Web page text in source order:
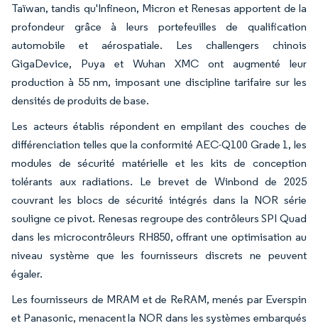
Taïwan, tandis qu'Infineon, Micron et Renesas apportent de la
profondeur grâce à leurs portefeuilles de qualification
automobile et aérospatiale. Les challengers chinois
GigaDevice, Puya et Wuhan XMC ont augmenté leur
production à 55 nm, imposant une discipline tarifaire sur les
densités de produits de base.
Les acteurs établis répondent en empilant des couches de
différenciation telles que la conformité AEC-Q100 Grade 1, les
modules de sécurité matérielle et les kits de conception
tolérants aux radiations. Le brevet de Winbond de 2025
couvrant les blocs de sécurité intégrés dans la NOR série
souligne ce pivot. Renesas regroupe des contrôleurs SPI Quad
dans les microcontrôleurs RH850, offrant une optimisation au
niveau système que les fournisseurs discrets ne peuvent
égaler.
Les fournisseurs de MRAM et de ReRAM, menés par Everspin
et Panasonic, menacent la NOR dans les systèmes embarqués